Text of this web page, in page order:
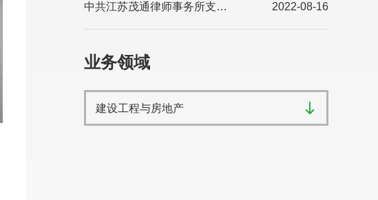
中共江苏茂通律师事务所支部委员会 简介 2022-08-16
业务领域
建设工程与房地产